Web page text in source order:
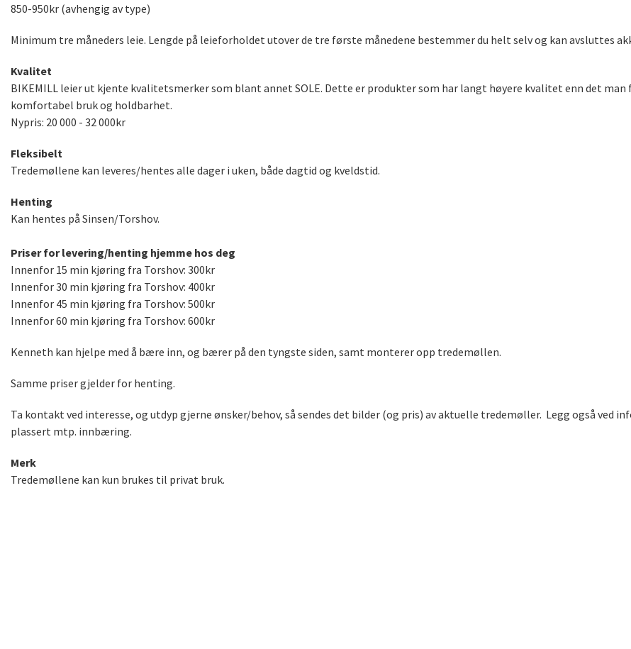
850-950kr (avhengig av type)
Minimum tre måneders leie. Lengde på leieforholdet utover de tre første månedene bestemmer du helt selv og kan avsluttes
Kvalitet
BIKEMILL leier ut kjente kvalitetsmerker som blant annet SOLE. Dette er produkter som har langt høyere kvalitet enn det
komfortabel bruk og holdbarhet.
Nypris: 20 000 - 32 000kr
Fleksibelt
Tredemøllene kan leveres/hentes alle dager i uken, både dagtid og kveldstid.
Henting
Kan hentes på Sinsen/Torshov.
Priser for levering/henting hjemme hos deg
Innenfor 15 min kjøring fra Torshov: 300kr
Innenfor 30 min kjøring fra Torshov: 400kr
Innenfor 45 min kjøring fra Torshov: 500kr
Innenfor 60 min kjøring fra Torshov: 600kr
Kenneth kan hjelpe med å bære inn, og bærer på den tyngste siden, samt monterer opp tredemøllen.
Samme priser gjelder for henting.
Ta kontakt ved interesse, og utdyp gjerne ønsker/behov, så sendes det bilder (og pris) av aktuelle tredemøller. Legg også ved
plassert mtp. innbæring.
Merk
Tredemøllene kan kun brukes til privat bruk.